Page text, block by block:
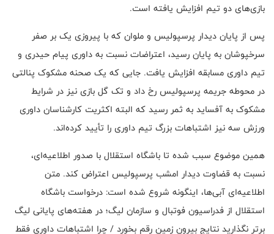
بازی‌های دو تیم افزایش یافته است.
پس از پایان دیدار پرسپولیس و ملوان که با پیروزی یک بر صفر
سرخپوشان به پایان رسید، اعتراضات نسبت به داوری پیام حیدری و
تیم داوری مسابقه افزایش یافت. جایی که یک صحنه مشکوک پنالتی
در محوطه جریمه پرسپولیس رخ داد و تک گل بازی نیز در شرایط
مشکوک به آفساید به ثمر رسید که البته اکثریت کارشناسان داوری
ورزش سه نیز اشتباهات بزرگ تیم داوری را تأیید کرده‌اند.
همین موضوع سبب شده تا باشگاه استقلال با صدور اطلاعیه‌ای،
نسبت به قضاوت دیدار امشب پرسپولیس اعتراض کند. متن
اطلاعیه‌ای آبی‌ها، اینگونه شروع شده است: درخواست باشگاه
استقلال از فدراسیون فوتبال و سازمان ليگ؛ در هفته‌های پایانی لیگ
برتر نگذارید نتایج بیرون زمین رقم بخورد / چرا اشتباهات داوری فقط